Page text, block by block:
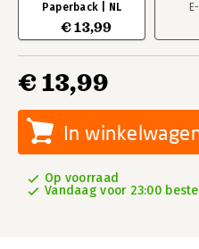
Paperback | NL
€ 13,99
€ 13,99
In
Op voorraad
Vandaag voor 23:00